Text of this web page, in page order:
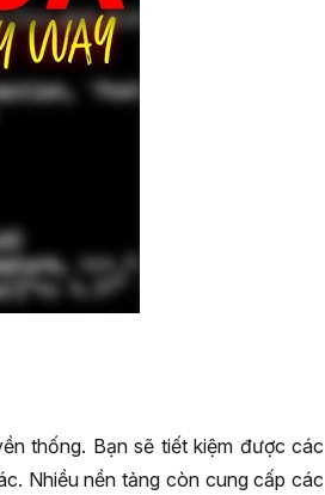
thống. Bạn sẽ tiết kiệm được các
Nhiều nền tảng còn cung cấp các